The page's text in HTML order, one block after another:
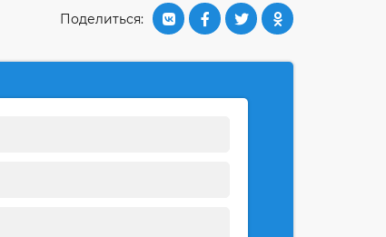
Поделиться: